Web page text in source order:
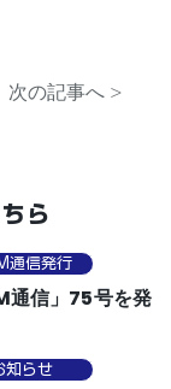
次の記事へ >
ら
通信発行
通信」75号を発
知らせ